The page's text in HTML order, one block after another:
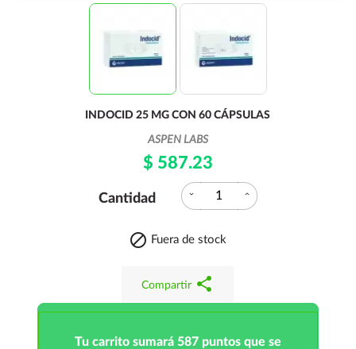
INDOCID 25 MG CON 60 CÁPSULAS
ASPEN LABS
$ 587.23
Cantidad expand_more expand_less
 Fuera de stock
Compartir share
Tu carrito sumará 587 puntos que se